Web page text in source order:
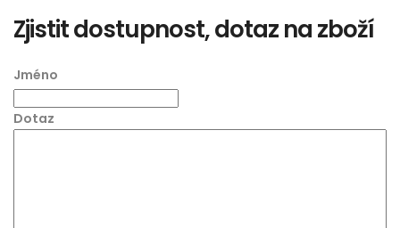
Zjistit dostupnost, dotaz na zboží
Jméno
Dotaz